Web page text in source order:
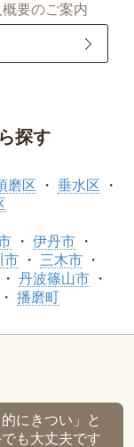
要のご案内
探す
磨区
垂水区
伊丹市
市
三木市
丹波篠山市
播磨町
にきつい」と
も大丈夫です